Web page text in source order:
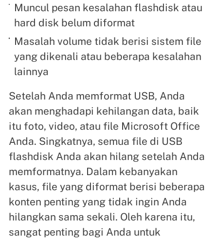
Muncul pesan kesalahan flashdisk atau
hard disk belum diformat
Masalah volume tidak berisi sistem file
yang dikenali atau beberapa kesalahan
lainnya
Setelah Anda memformat USB, Anda
akan menghadapi kehilangan data, baik
itu foto, video, atau file Microsoft Office
Anda. Singkatnya, semua file di USB
flashdisk Anda akan hilang setelah Anda
memformatnya. Dalam kebanyakan
kasus, file yang diformat berisi beberapa
konten penting yang tidak ingin Anda
hilangkan sama sekali. Oleh karena itu,
sangat penting bagi Anda untuk